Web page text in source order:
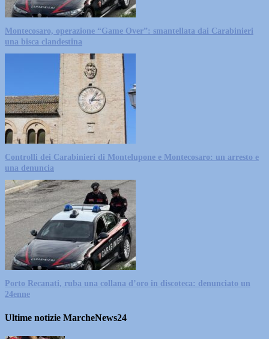
Montecosaro, operazione “Game Over”: smantellata dai Carabinieri
una bisca clandestina
Controlli dei Carabinieri di Montelupone e Montecosaro: un arresto e
una denuncia
Porto Recanati, ruba una collana d’oro in discoteca: denunciato un
24enne
Ultime notizie MarcheNews24